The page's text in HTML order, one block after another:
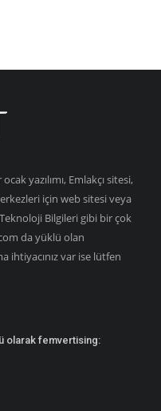
yazılımı, Emlakçı sitesi,
için web sitesi veya
Bilgileri gibi bir çok
da yüklü olan
ihtiyacınız var ise lütfen
olarak femvertising: